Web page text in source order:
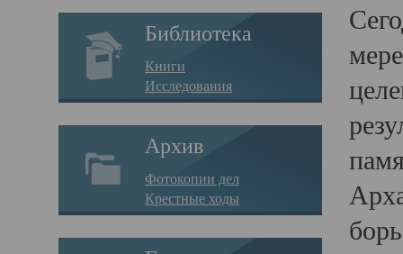
Библиотека
Книги
Исследования
Архив
Фотокопии дел
Крестные ходы